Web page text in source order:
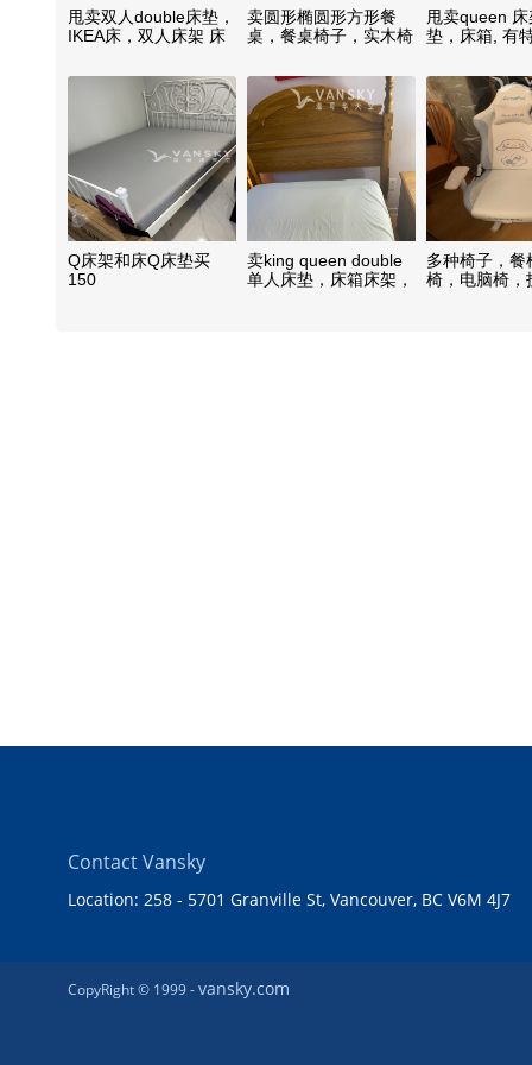
甩卖双人double床垫，
IKEA床，双人床架 床
送
卖圆形椭圆形方形餐
桌，餐桌椅子，实木椅
费用助送
甩卖queen
垫，床箱, 有
Q床架和床Q床垫买
150
卖king queen double
单人床垫，床箱床架，
多种椅子，餐
椅，电脑椅，
Contact Vansky
Location: 258 - 5701 Granville St, Vancouver, BC V6M 4J7
CopyRight © 1999 -vansky.com